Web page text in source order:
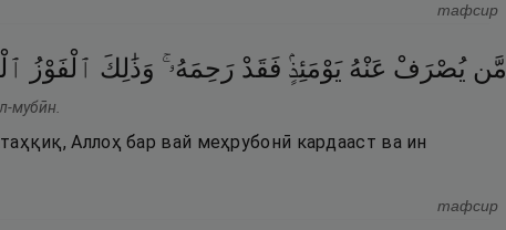
тафсир
مَّن يُصْرَفْ عَنْهُ يَوْمَئِذٍۢ فَقَدْ رَحِمَهُۥ ۚ وَذَٰلِكَ ٱلْفَوْزُ
мубӣн.
Аллоҳ бар вай меҳрубонӣ кардааст ва ин
тафсир